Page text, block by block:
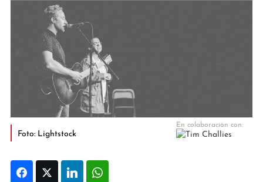
Foto: Lightstock
FacebookTwitter LinkedIn